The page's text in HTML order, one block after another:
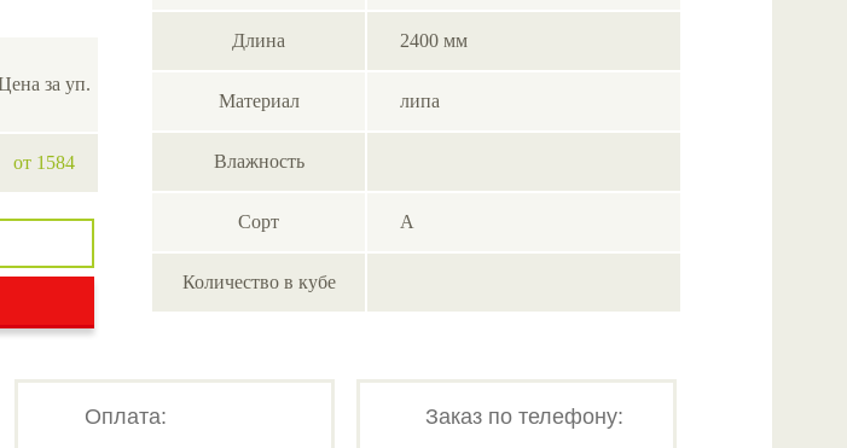
за уп.
от 1584
Длина 2400 мм
Материал липа
Влажность
Сорт А
Количество в кубе
Оплата: Заказ по телефону: